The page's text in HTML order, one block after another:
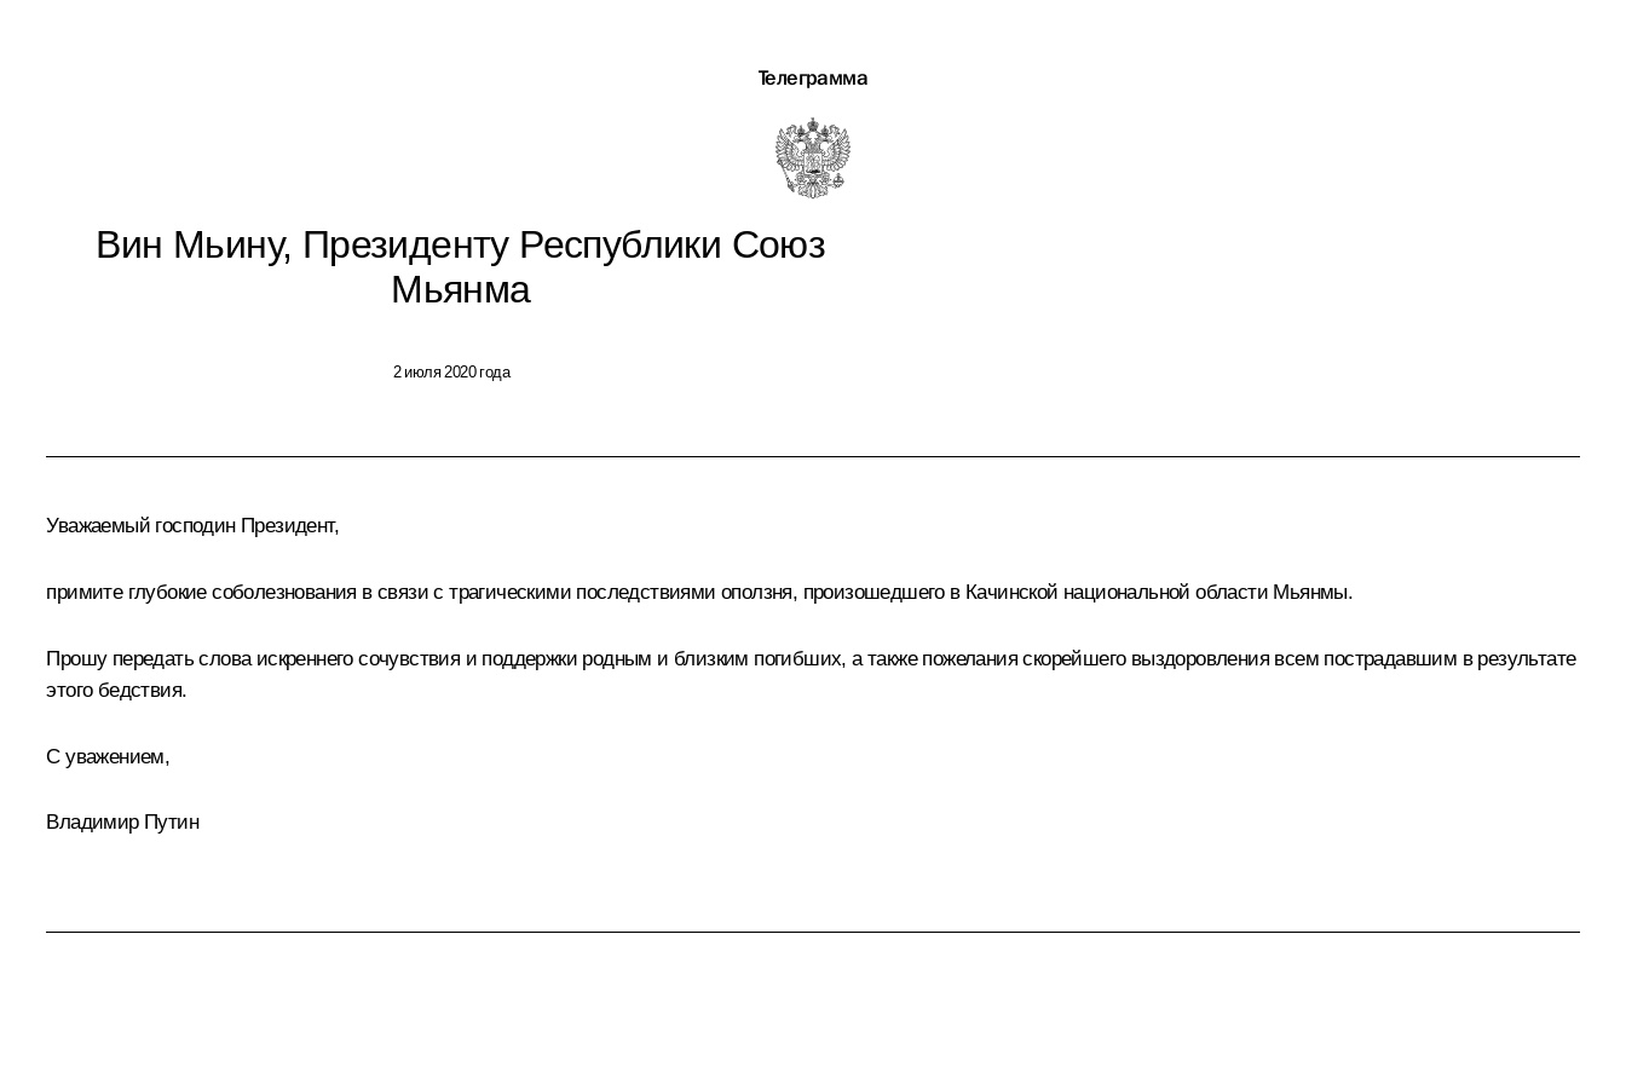
Телеграмма
Вин Мьину, Президенту Республики Союз
Мьянма
2 июля 2020 года
Уважаемый господин Президент,
примите глубокие соболезнования в связи с трагическими последствиями оползня, произошедшего в Качинской национальной области Мьянмы.
Прошу передать слова искреннего сочувствия и поддержки родным и близким погибших, а также пожелания скорейшего выздоровления всем пострадавшим в результате
этого бедствия.
С уважением,
Владимир Путин